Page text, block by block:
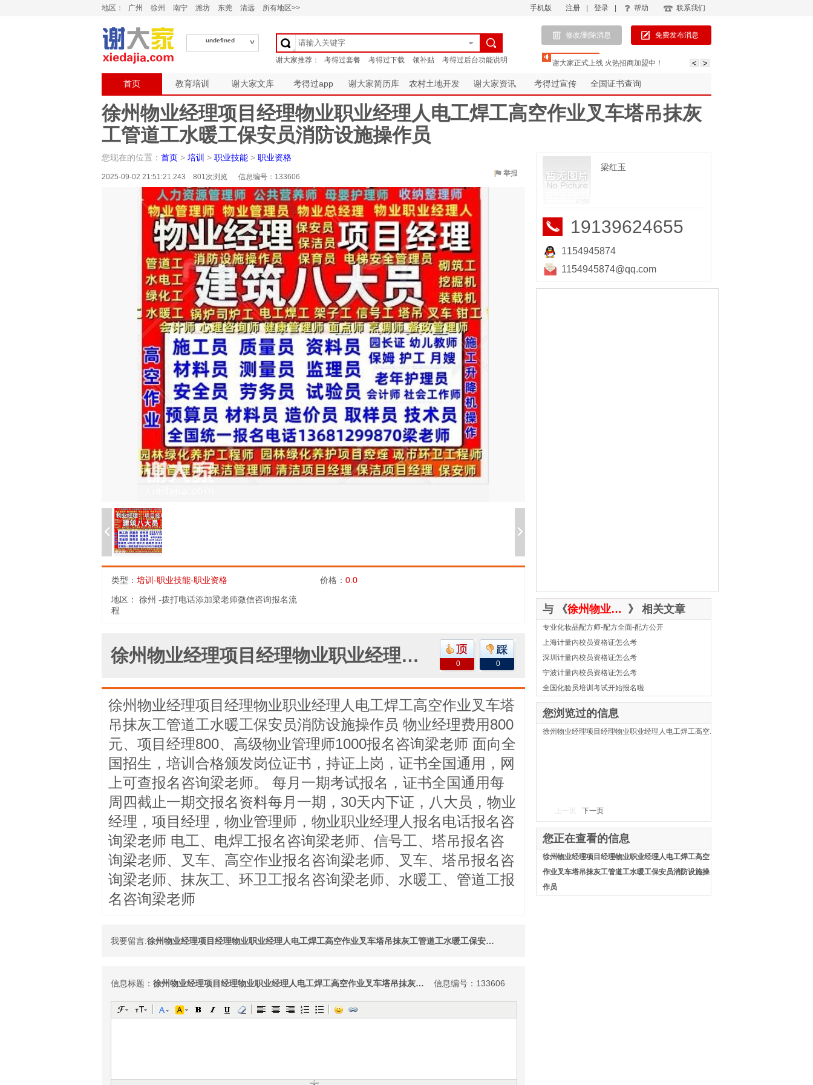
地区： 广州 徐州 南宁 潍坊 东莞 清远 所有地区>> 手机版 注册 登录 帮助 联系我们
undefined
修改/删除消息 免费发布消息
谢大家正式上线 火热招商加盟中！
首页 教育培训 谢大家文库 考得过app 谢大家简历库 农村土地开发 谢大家资讯 考得过宣传 全国证书查询
徐州物业经理项目经理物业职业经理人电工焊工高空作业叉车塔吊抹灰
工管道工水暖工保安员消防设施操作员
您现在的位置： 首页 > 培训 > 职业技能 > 职业资格
2025-09-02 21:51:21.243 801次浏览 信息编号： 133606 举报
类型： 培训-职业技能-职业资格 价格： 0.0
地区：
徐州 -拨打电话添加梁老师微信咨询报名流
程
0 0
徐州物业经理项目经理物业职业经理人电工焊工高空作业叉车塔吊抹灰工管道工水暖工保安员消防设施操作员
徐州物业经理项目经理物业职业经理人电工焊工高空作业叉车塔
吊抹灰工管道工水暖工保安员消防设施操作员 物业经理费用800
元、项目经理800、高级物业管理师1000报名咨询梁老师 面向全
国招生，培训合格颁发岗位证书，持证上岗，证书全国通用，网
上可查报名咨询梁老师。 每月一期考试报名，证书全国通用每
周四截止一期交报名资料每月一期，30天内下证，八大员，物业
经理，项目经理，物业管理师，物业职业经理人报名电话报名咨
询梁老师 电工、电焊工报名咨询梁老师、信号工、塔吊报名咨
询梁老师、叉车、高空作业报名咨询梁老师、叉车、塔吊报名咨
询梁老师、抹灰工、环卫工报名咨询梁老师、水暖工、管道工报
名咨询梁老师
我要留言: 徐州物业经理项目经理物业职业经理人电工焊工高空作业叉车塔吊抹灰工管道工水暖工保安员消防设施操作员
信息标题： 徐州物业经理项目经理物业职业经理人电工焊工高空作业叉车塔吊抹灰工管道工水暖工保安员消防设施操作员 信息编号：133606
梁红玉
19139624655
1154945874
1154945874@qq.com
与 《 徐州物业经理项目经理物业职业经理人电工焊工高空作业叉车塔吊抹灰工管道工水暖工保安员消防设施操作员 》 相关文章
专业化妆品配方师-配方全面-配方公开
上海计量内校员资格证怎么考
深圳计量内校员资格证怎么考
宁波计量内校员资格证怎么考
全国化验员培训考试开始报名啦
您浏览过的信息
您正在查看的信息
徐州物业经理项目经理物业职业经理人电工焊工高空
作业叉车塔吊抹灰工管道工水暖工保安员消防设施操
作员